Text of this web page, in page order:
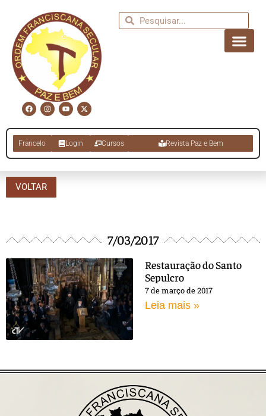
Francelo Login Cursos Revista Paz e Bem
VOLTAR
7/03/2017
Restauração do Santo
Sepulcro
7 de março de 2017
Leia mais »